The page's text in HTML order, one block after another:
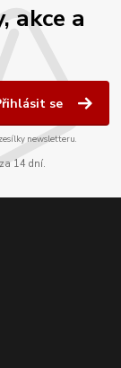
akce a
se
newsletteru.
14 dní.